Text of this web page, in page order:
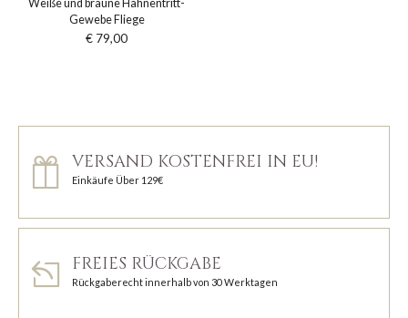
Weiße und braune Hahnentritt-
Gewebe Fliege
€ 79,00
VERSAND KOSTENFREI IN EU!
Einkäufe Über 129€
FREIES RÜCKGABE
Rückgaberecht innerhalb von 30 Werktagen